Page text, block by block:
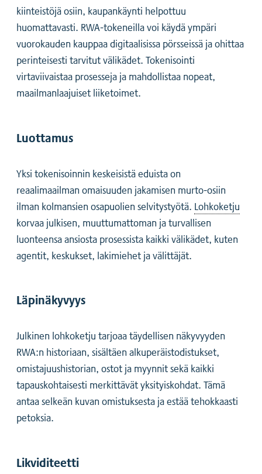
kiinteistöjä osiin, kaupankäynti helpottuu
huomattavasti. RWA-tokeneilla voi käydä ympäri
vuorokauden kauppaa digitaalisissa pörsseissä ja ohittaa
perinteisesti tarvitut välikädet. Tokenisointi
virtaviivaistaa prosesseja ja mahdollistaa nopeat,
maailmanlaajuiset liiketoimet.
Luottamus
Yksi tokenisoinnin keskeisistä eduista on
reaalimaailman omaisuuden jakamisen murto-osiin
ilman kolmansien osapuolien selvitystyötä. Lohkoketju
korvaa julkisen, muuttumattoman ja turvallisen
luonteensa ansiosta prosessista kaikki välikädet, kuten
agentit, keskukset, lakimiehet ja välittäjät.
Läpinäkyvyys
Julkinen lohkoketju tarjoaa täydellisen näkyvyyden
RWA:n historiaan, sisältäen alkuperäistodistukset,
omistajuushistorian, ostot ja myynnit sekä kaikki
tapauskohtaisesti merkittävät yksityiskohdat. Tämä
antaa selkeän kuvan omistuksesta ja estää tehokkaasti
petoksia.
Likviditeetti